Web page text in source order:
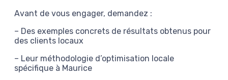
Avant de vous engager, demandez :
– Des exemples concrets de résultats obtenus pour
des clients locaux
– Leur méthodologie d’optimisation locale
spécifique à Maurice